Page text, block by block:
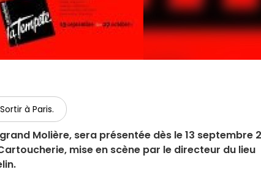
à Paris.
Molière, sera présentée dès le 13 septembre
mise en scène par le directeur du lieu